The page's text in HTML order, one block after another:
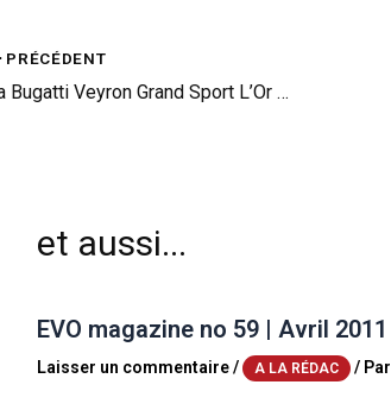
PRÉCÉDENT
La Bugatti Veyron Grand Sport L’Or Blanc s’est dévoilée à Pebble Beach (vid)
et aussi...
EVO magazine no 59 | Avril 2011
Laisser un commentaire/ A LA RÉDAC / Par